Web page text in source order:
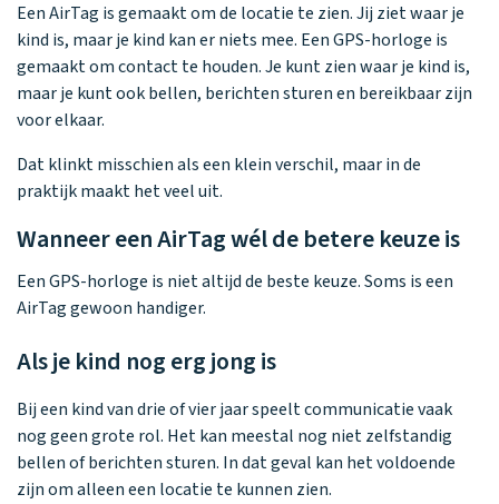
Een AirTag is gemaakt om de locatie te zien. Jij ziet waar je
kind is, maar je kind kan er niets mee. Een GPS-horloge is
gemaakt om contact te houden. Je kunt zien waar je kind is,
maar je kunt ook bellen, berichten sturen en bereikbaar zijn
voor elkaar.
Dat klinkt misschien als een klein verschil, maar in de
praktijk maakt het veel uit.
Wanneer een AirTag wél de betere keuze is
Een GPS-horloge is niet altijd de beste keuze. Soms is een
AirTag gewoon handiger.
Als je kind nog erg jong is
Bij een kind van drie of vier jaar speelt communicatie vaak
nog geen grote rol. Het kan meestal nog niet zelfstandig
bellen of berichten sturen. In dat geval kan het voldoende
zijn om alleen een locatie te kunnen zien.